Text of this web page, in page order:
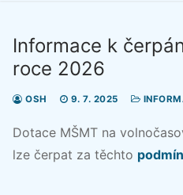
Informace k
roce 2026
OSH 9. 7. 2025
Dotace MŠMT na
lze čerpat za těchto